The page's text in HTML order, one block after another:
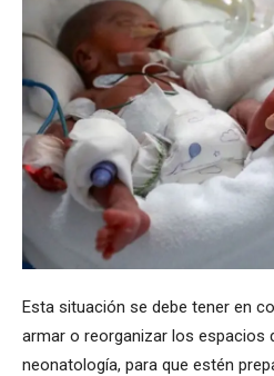
Esta situación se debe tener en
armar o reorganizar los espacios
neonatología, para que estén